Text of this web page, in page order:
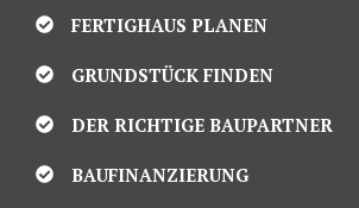
FERTIGHAUS PLANEN
GRUNDSTÜCK FINDEN
DER RICHTIGE BAUPARTNER
BAUFINANZIERUNG